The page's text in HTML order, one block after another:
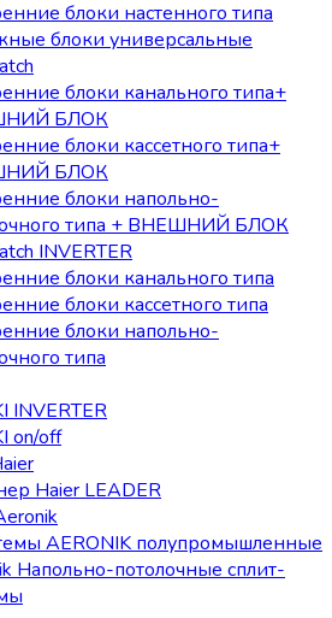
блоки настенного типа
блоки универсальные
блоки канального типа+
БЛОК
блоки кассетного типа+
БЛОК
блоки напольно-
типа + ВНЕШНИЙ БЛОК
INVERTER
блоки канального типа
блоки кассетного типа
блоки напольно-
типа
INVERTER
on/off
Haier LEADER
AERONIK полупромышленные
Напольно-потолочные сплит-